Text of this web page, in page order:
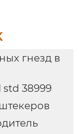
гнезд в
38999